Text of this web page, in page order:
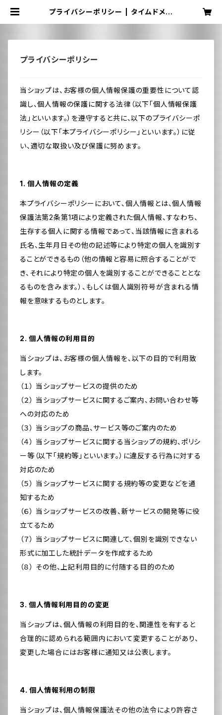
プライバシーポリシー | タイムドメイ
プライバシーポリシー
当ショップは、お客様の個人情報保護の重要性について認
識し、個人情報の保護に関する法律（以下「個人情報保護
法」といいます。）を遵守すると共に、以下のプライバシーポ
リシー（以下「本プライバシーポリシー」といいます。）に従
い、適切な取扱い及び保護に努めます。
1. 個人情報の定義
本プライバシーポリシーにおいて、個人情報とは、個人情報
保護法第2条第1項により定義された個人情報、すなわち、
生存する個人に関する情報であって、当該情報に含まれる
氏名、生年月日その他の記述等により特定の個人を識別す
ることができるもの（他の情報と容易に照合することがで
き、それにより特定の個人を識別することができることとな
るものを含みます。）、もしくは個人識別符号が含まれる情
報を意味するものとします。
2. 個人情報の利用目的
当ショップは、お客様の個人情報を、以下の目的で利用致
します。
（１） 当ショップサービスの提供のため
（２） 当ショップサービスに関するご案内、お問い合わせ等
への対応のため
（３） 当ショップの商品、サービス等のご案内のため
（４） 当ショップサービスに関する当ショップの規約、ポリシ
ー等（以下「規約等」といいます。）に違反する行為に対する
対応のため
（５） 当ショップサービスに関する規約等の変更などを通
知するため
（６） 当ショップサービスの改善、新サービスの開発等に役
立てるため
（７） 当ショップサービスに関連して、個別を識別できない
形式に加工した統計データを作成するため
（８） その他、上記利用目的に付随する目的のため
3. 個人情報利用目的の変更
当ショップは、個人情報の利用目的を、関連性を有すると
合理的に認められる範囲内において変更することがあり、
変更した場合にはお客様に通知又は公表します。
4. 個人情報利用の制限
当ショップは、個人情報保護法その他の法令により許容さ